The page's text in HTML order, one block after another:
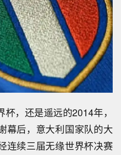
，还是遥远的2014年，
幕后，意大利国家队的大
连续三届无缘世界杯决赛